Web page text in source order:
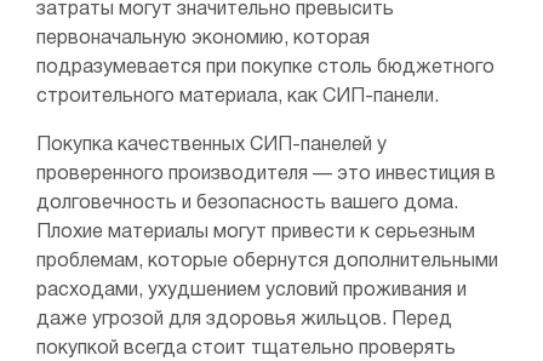
затраты могут значительно превысить
первоначальную экономию, которая
подразумевается при покупке столь бюджетного
строительного материала, как СИП-панели.
Покупка качественных СИП-панелей у
проверенного производителя — это инвестиция в
долговечность и безопасность вашего дома.
Плохие материалы могут привести к серьезным
проблемам, которые обернутся дополнительными
расходами, ухудшением условий проживания и
даже угрозой для здоровья жильцов. Перед
покупкой всегда стоит тщательно проверять